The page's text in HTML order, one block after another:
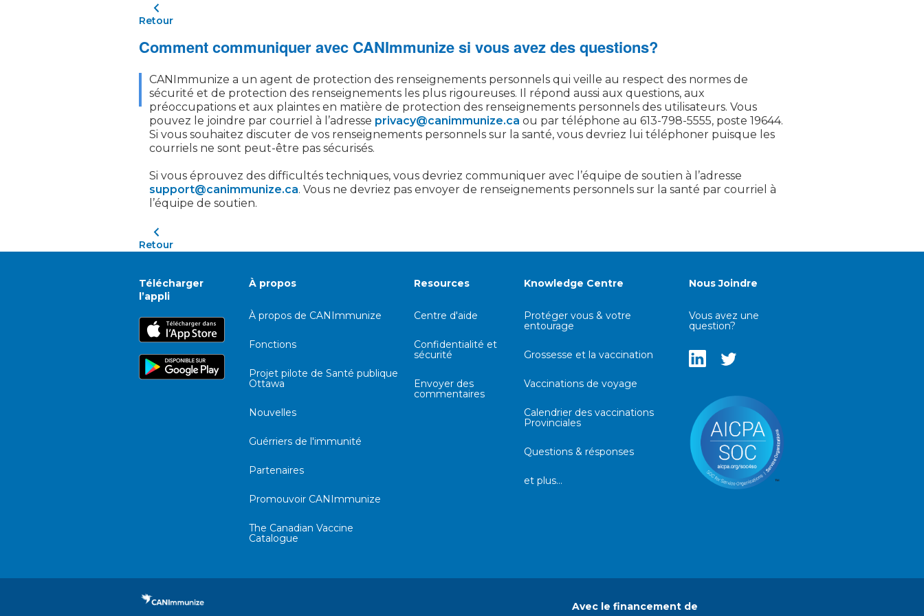
Retour
Comment communiquer avec CANImmunize si vous avez des questions?
CANImmunize a un agent de protection des renseignements personnels qui veille au respect des normes de
sécurité et de protection des renseignements les plus rigoureuses. Il répond aussi aux questions, aux
préoccupations et aux plaintes en matière de protection des renseignements personnels des utilisateurs. Vous
pouvez le joindre par courriel à l’adresse privacy@canimmunize.ca ou par téléphone au 613-798-5555, poste 19644.
Si vous souhaitez discuter de vos renseignements personnels sur la santé, vous devriez lui téléphoner puisque les
courriels ne sont peut-être pas sécurisés.
Si vous éprouvez des difficultés techniques, vous devriez communiquer avec l’équipe de soutien à l’adresse
support@canimmunize.ca. Vous ne devriez pas envoyer de renseignements personnels sur la santé par courriel à
l’équipe de soutien.
Retour
Télécharger
l’appli
À propos
À propos de CANImmunize
Fonctions
Projet pilote de Santé publique
Ottawa
Nouvelles
Guérriers de l'immunité
Partenaires
Promouvoir CANImmunize
The Canadian Vaccine
Catalogue
Resources
Centre d'aide
Confidentialité et
sécurité
Envoyer des
commentaires
Knowledge Centre
Protéger vous & votre
entourage
Grossesse et la vaccination
Vaccinations de voyage
Calendrier des vaccinations
Provinciales
Questions & résponses
et plus…
Nous Joindre
Vous avez une
question?
Avec le financement de